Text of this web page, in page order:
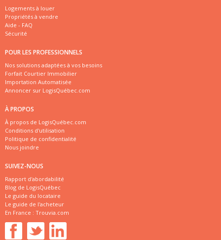
Logements à louer
Propriétés à vendre
Aide - FAQ
Sécurité
POUR LES PROFESSIONNELS
Nos solutions adaptées à vos besoins
Forfait Courtier Immobilier
Importation Automatisée
Annoncer sur LogisQuébec.com
À PROPOS
À propos de LogisQuébec.com
Conditions d'utilisation
Politique de confidentialité
Nous joindre
SUIVEZ-NOUS
Rapport d'abordabilité
Blog de LogisQuébec
Le guide du locataire
Le guide de l'acheteur
En France : Trouvia.com